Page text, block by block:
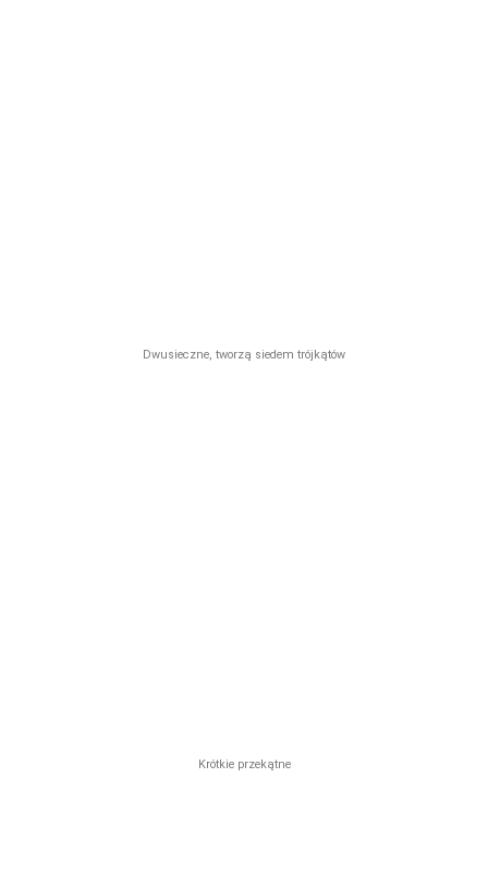
Dwusieczne, tworzą siedem trójkątów
Krótkie przekątne